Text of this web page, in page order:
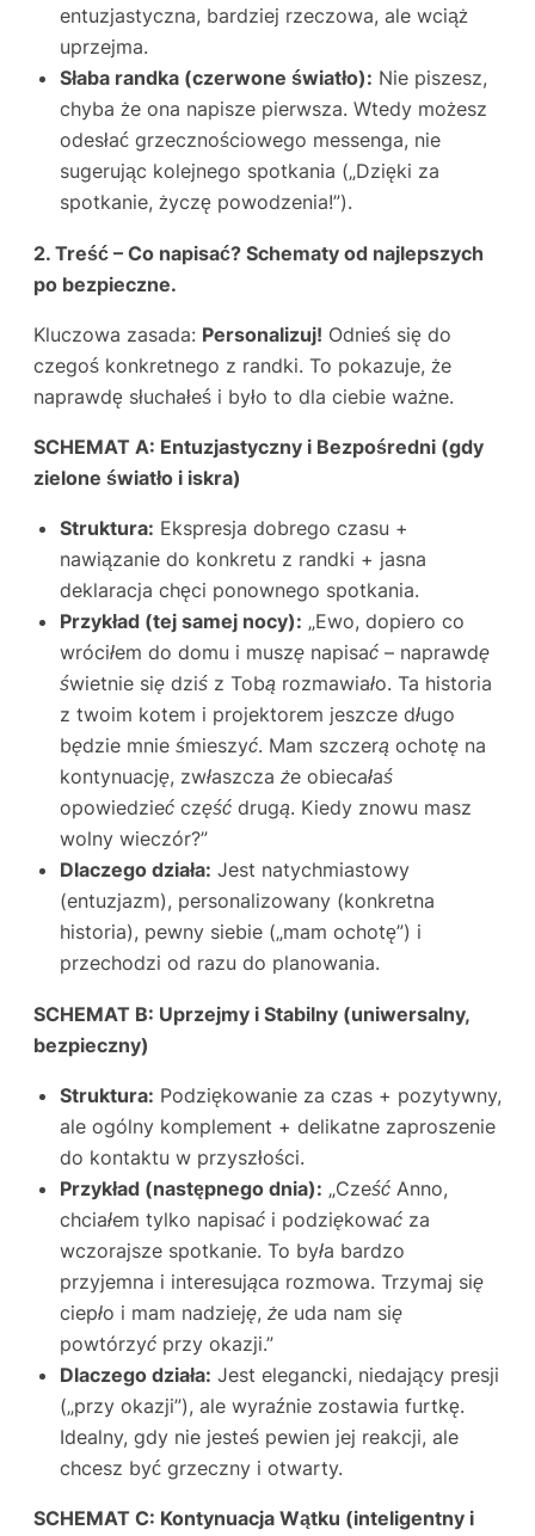
entuzjastyczna, bardziej rzeczowa, ale wciąż
uprzejma.
Słaba randka (czerwone światło): Nie piszesz,
chyba że ona napisze pierwsza. Wtedy możesz
odesłać grzecznościowego messenga, nie
sugerując kolejnego spotkania („Dzięki za
spotkanie, życzę powodzenia!”).
2. Treść – Co napisać? Schematy od najlepszych
po bezpieczne.
Kluczowa zasada: Personalizuj! Odnieś się do
czegoś konkretnego z randki. To pokazuje, że
naprawdę słuchałeś i było to dla ciebie ważne.
SCHEMAT A: Entuzjastyczny i Bezpośredni (gdy
zielone światło i iskra)
Struktura: Ekspresja dobrego czasu +
nawiązanie do konkretu z randki + jasna
deklaracja chęci ponownego spotkania.
Przykład (tej samej nocy): „Ewo, dopiero co
wróciłem do domu i muszę napisać – naprawdę
świetnie się dziś z Tobą rozmawiało. Ta historia
z twoim kotem i projektorem jeszcze długo
będzie mnie śmieszyć. Mam szczerą ochotę na
kontynuację, zwłaszcza że obiecałaś
opowiedzieć część drugą. Kiedy znowu masz
wolny wieczór?”
Dlaczego działa: Jest natychmiastowy
(entuzjazm), personalizowany (konkretna
historia), pewny siebie („mam ochotę”) i
przechodzi od razu do planowania.
SCHEMAT B: Uprzejmy i Stabilny (uniwersalny,
bezpieczny)
Struktura: Podziękowanie za czas + pozytywny,
ale ogólny komplement + delikatne zaproszenie
do kontaktu w przyszłości.
Przykład (następnego dnia): „Cześć Anno,
chciałem tylko napisać i podziękować za
wczorajsze spotkanie. To była bardzo
przyjemna i interesująca rozmowa. Trzymaj się
ciepło i mam nadzieję, że uda nam się
powtórzyć przy okazji.”
Dlaczego działa: Jest elegancki, niedający presji
(„przy okazji”), ale wyraźnie zostawia furtkę.
Idealny, gdy nie jesteś pewien jej reakcji, ale
chcesz być grzeczny i otwarty.
SCHEMAT C: Kontynuacja Wątku (inteligentny i